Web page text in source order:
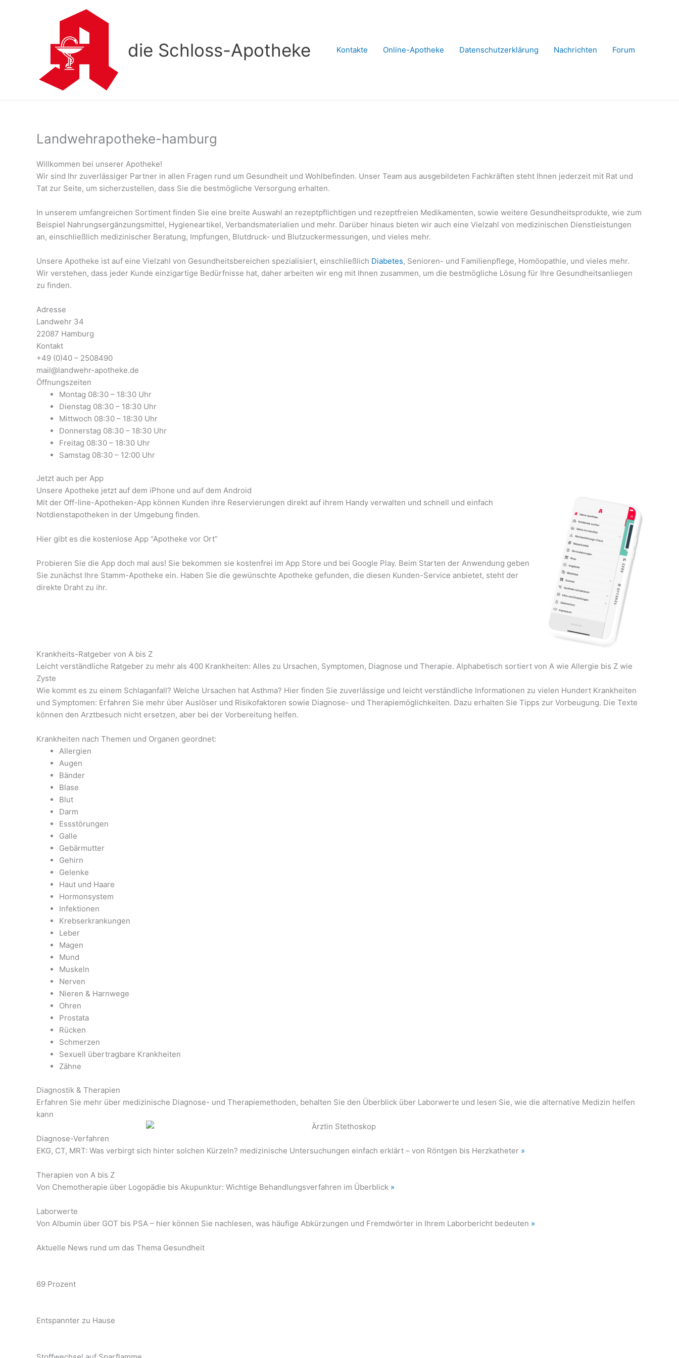
die Schloss-Apotheke Kontakte Online-Apotheke Datenschutzerklärung Nachrichten Forum
Landwehrapotheke-hamburg
Willkommen bei unserer Apotheke!
Wir sind Ihr zuverlässiger Partner in allen Fragen rund um Gesundheit und Wohlbefinden. Unser Team aus ausgebildeten Fachkräften steht Ihnen jederzeit mit Rat und
Tat zur Seite, um sicherzustellen, dass Sie die bestmögliche Versorgung erhalten.
In unserem umfangreichen Sortiment finden Sie eine breite Auswahl an rezeptpflichtigen und rezeptfreien Medikamenten, sowie weitere Gesundheitsprodukte, wie zum
Beispiel Nahrungsergänzungsmittel, Hygieneartikel, Verbandsmaterialien und mehr. Darüber hinaus bieten wir auch eine Vielzahl von medizinischen Dienstleistungen
an, einschließlich medizinischer Beratung, Impfungen, Blutdruck- und Blutzuckermessungen, und vieles mehr.
Unsere Apotheke ist auf eine Vielzahl von Gesundheitsbereichen spezialisiert, einschließlich Diabetes, Senioren- und Familienpflege, Homöopathie, und vieles mehr.
Wir verstehen, dass jeder Kunde einzigartige Bedürfnisse hat, daher arbeiten wir eng mit Ihnen zusammen, um die bestmögliche Lösung für Ihre Gesundheitsanliegen
zu finden.
Adresse
Landwehr 34
22087 Hamburg
Kontakt
+49 (0)40 – 2508490
mail@landwehr-apotheke.de
Öffnungszeiten
Montag 08:30 – 18:30 Uhr
Dienstag 08:30 – 18:30 Uhr
Mittwoch 08:30 – 18:30 Uhr
Donnerstag 08:30 – 18:30 Uhr
Freitag 08:30 – 18:30 Uhr
Samstag 08:30 – 12:00 Uhr
Jetzt auch per App
Unsere Apotheke jetzt auf dem iPhone und auf dem Android
Mit der Off-line-Apotheken-App können Kunden ihre Reservierungen direkt auf ihrem Handy verwalten und schnell und einfach
Notdienstapotheken in der Umgebung finden.
Hier gibt es die kostenlose App “Apotheke vor Ort”
Probieren Sie die App doch mal aus! Sie bekommen sie kostenfrei im App Store und bei Google Play. Beim Starten der Anwendung geben
Sie zunächst Ihre Stamm-Apotheke ein. Haben Sie die gewünschte Apotheke gefunden, die diesen Kunden-Service anbietet, steht der
direkte Draht zu ihr.
Krankheits-Ratgeber von A bis Z
Leicht verständliche Ratgeber zu mehr als 400 Krankheiten: Alles zu Ursachen, Symptomen, Diagnose und Therapie. Alphabetisch sortiert von A wie Allergie bis Z wie
Zyste
Wie kommt es zu einem Schlaganfall? Welche Ursachen hat Asthma? Hier finden Sie zuverlässige und leicht verständliche Informationen zu vielen Hundert Krankheiten
und Symptomen: Erfahren Sie mehr über Auslöser und Risikofaktoren sowie Diagnose- und Therapiemöglichkeiten. Dazu erhalten Sie Tipps zur Vorbeugung. Die Texte
können den Arztbesuch nicht ersetzen, aber bei der Vorbereitung helfen.
Krankheiten nach Themen und Organen geordnet:
Allergien
Augen
Bänder
Blase
Blut
Darm
Essstörungen
Galle
Gebärmutter
Gehirn
Gelenke
Haut und Haare
Hormonsystem
Infektionen
Krebserkrankungen
Leber
Magen
Mund
Muskeln
Nerven
Nieren & Harnwege
Ohren
Prostata
Rücken
Schmerzen
Sexuell übertragbare Krankheiten
Zähne
Diagnostik & Therapien
Erfahren Sie mehr über medizinische Diagnose- und Therapiemethoden, behalten Sie den Überblick über Laborwerte und lesen Sie, wie die alternative Medizin helfen
kann
Diagnose-Verfahren
EKG, CT, MRT: Was verbirgt sich hinter solchen Kürzeln? medizinische Untersuchungen einfach erklärt – von Röntgen bis Herzkatheter »
Therapien von A bis Z
Von Chemotherapie über Logopädie bis Akupunktur: Wichtige Behandlungsverfahren im Überblick »
Laborwerte
Von Albumin über GOT bis PSA – hier können Sie nachlesen, was häufige Abkürzungen und Fremdwörter in Ihrem Laborbericht bedeuten »
Aktuelle News rund um das Thema Gesundheit
69 Prozent
Entspannter zu Hause